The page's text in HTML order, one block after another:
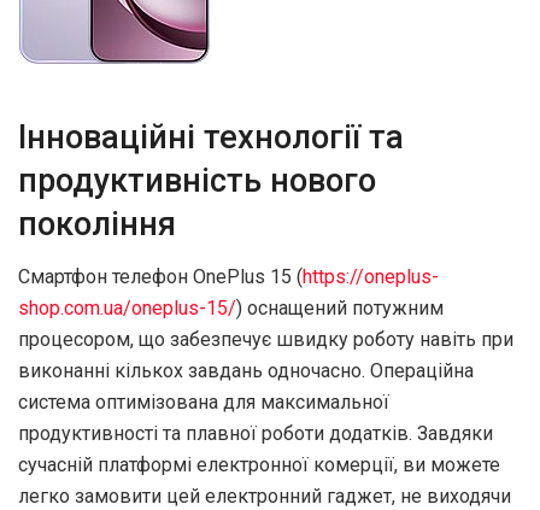
Інноваційні технології та
продуктивність нового
покоління
Смартфон телефон OnePlus 15 (https://oneplus-
shop.com.ua/oneplus-15/) оснащений потужним
процесором, що забезпечує швидку роботу навіть при
виконанні кількох завдань одночасно. Операційна
система оптимізована для максимальної
продуктивності та плавної роботи додатків. Завдяки
сучасній платформі електронної комерції, ви можете
легко замовити цей електронний гаджет, не виходячи